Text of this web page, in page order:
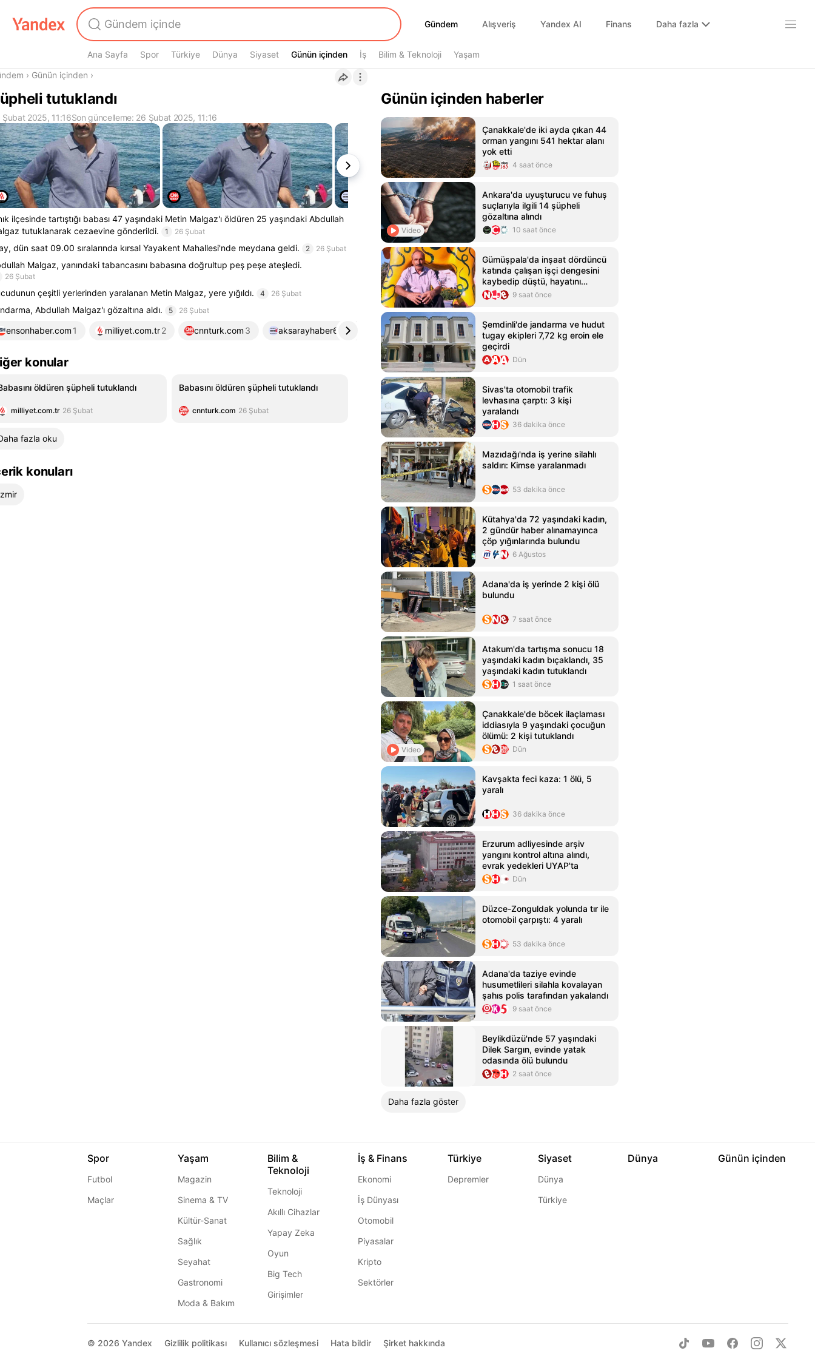
Gündem
Gündem Alışveriş Yandex AI Finans Daha fazla
Ana Sayfa Spor Türkiye Dünya Siyaset Günün içinden
Günün içinden İş Bilim & Teknoloji Yaşam
› Günün içinden ›
tutuklandı
Şubat 2025, 11:16Son güncelleme: 26 Şubat 2025, 11:16
ilçesinde tartıştığı babası 47 yaşındaki Metin Malgaz'ı öldüren 25 yaşındaki Abdullah
tutuklanarak cezaevine gönderildi.
1 26 Şubat
dün saat 09.00 sıralarında kırsal Yayakent Mahallesi'nde meydana geldi. 2 26 Şubat
Malgaz, yanındaki tabancasını babasına doğrultup peş peşe ateşledi.
26 Şubat
çeşitli yerlerinden yaralanan Metin Malgaz, yere yığıldı. 4 26 Şubat
Abdullah Malgaz'ı gözaltına aldı. 5 26 Şubat
ensonhaber.com 1 milliyet.com.tr2 cnnturk.com 3 aksarayhaber68.com sabah.com.tr 5
konular
öldüren şüpheli tutuklandı
milliyet.com.tr 26 Şubat
Babasını öldüren şüpheli tutuklandı
cnnturk.com 26 Şubat
fazla oku
konuları
Günün içinden haberler
Çanakkale'de iki ayda çıkan 44
orman yangını 541 hektar alanı
yok etti
4 saat önce
Video
Ankara'da uyuşturucu ve fuhuş
suçlarıyla ilgili 14 şüpheli
gözaltına alındı
10 saat önce
Gümüşpala'da inşaat dördüncü
katında çalışan işçi dengesini
kaybedip düştü, hayatını
kaybetti9 saat önce
Şemdinli'de jandarma ve hudut
tugay ekipleri 7,72 kg eroin ele
geçirdi
Dün
Sivas'ta otomobil trafik
levhasına çarptı: 3 kişi
yaralandı
36 dakika önce
Mazıdağı'nda iş yerine silahlı
saldırı: Kimse yaralanmadı
53 dakika önce
Kütahya'da 72 yaşındaki kadın,
2 gündür haber alınamayınca
çöp yığınlarında bulundu
6 Ağustos
Adana'da iş yerinde 2 kişi ölü
bulundu
7 saat önce
Atakum'da tartışma sonucu 18
yaşındaki kadın bıçaklandı, 35
yaşındaki kadın tutuklandı
1 saat önce
Video
Çanakkale'de böcek ilaçlaması
iddiasıyla 9 yaşındaki çocuğun
ölümü: 2 kişi tutuklandı
Dün
Kavşakta feci kaza: 1 ölü, 5
yaralı
36 dakika önce
Erzurum adliyesinde arşiv
yangını kontrol altına alındı,
evrak yedekleri UYAP'ta
Dün
Düzce-Zonguldak yolunda tır ile
otomobil çarpıştı: 4 yaralı
53 dakika önce
Adana'da taziye evinde
husumetlileri silahla kovalayan
şahıs polis tarafından yakalandı
9 saat önce
Beylikdüzü'nde 57 yaşındaki
Dilek Sargın, evinde yatak
odasında ölü bulundu
2 saat önce
Daha fazla göster
Spor
Futbol
Maçlar
Yaşam
Magazin
Sinema & TV
Kültür-Sanat
Sağlık
Seyahat
Gastronomi
Moda & Bakım
Bilim &
Teknoloji
Teknoloji
Akıllı Cihazlar
Yapay Zeka
Oyun
Big Tech
Girişimler
İş & Finans
Ekonomi
İş Dünyası
Otomobil
Piyasalar
Kripto
Sektörler
Türkiye
Depremler
Siyaset
Dünya
Türkiye
Dünya Günün içinden
© 2026 Yandex Gizlilik politikası Kullanıcı sözleşmesi Hata bildir Şirket hakkında